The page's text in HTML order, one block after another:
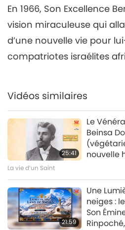
En 1966, Son Excellence
vision miraculeuse qui
d’une nouvelle vie pour
compatriotes israélites
Vidéos similaires
25:41
Le
Beinsa
nouvelle
La vie d’un Saint
21:59
Une
neiges :
Son